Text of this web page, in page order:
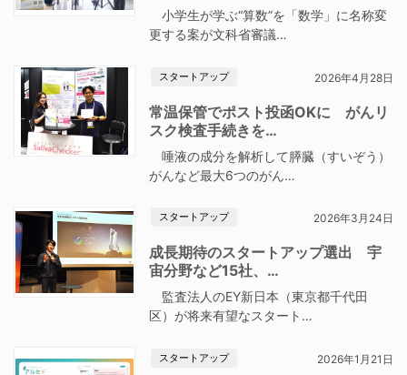
小学生が学ぶ“算数”を「数学」に名称変
更する案が文科省審議…
スタートアップ 2026年4月28日
常温保管でポスト投函OKに がんリ
スク検査手続きを…
唾液の成分を解析して膵臓（すいぞう）
がんなど最大6つのがん…
スタートアップ 2026年3月24日
成長期待のスタートアップ選出 宇
宙分野など15社、…
監査法人のEY新日本（東京都千代田
区）が将来有望なスタート…
スタートアップ 2026年1月21日